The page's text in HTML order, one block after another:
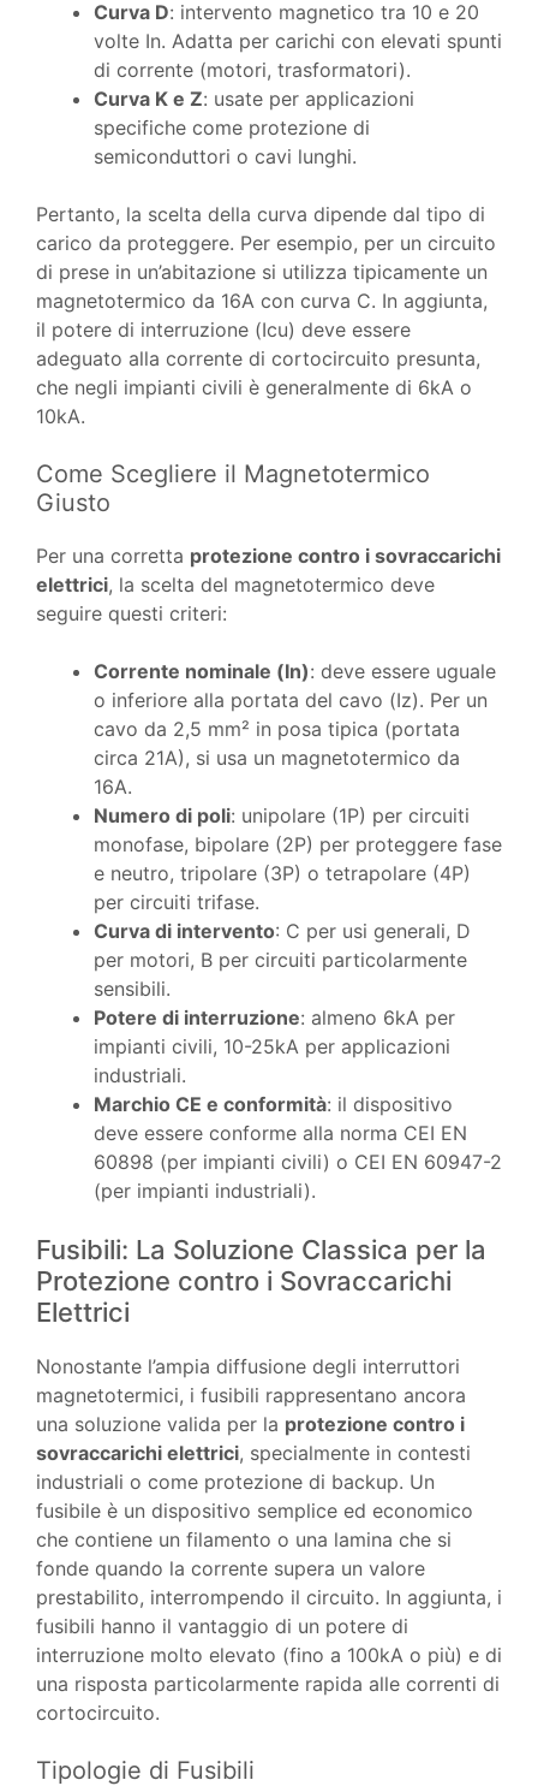
Curva D: intervento magnetico tra 10 e 20
volte In. Adatta per carichi con elevati spunti
di corrente (motori, trasformatori).
Curva K e Z: usate per applicazioni
specifiche come protezione di
semiconduttori o cavi lunghi.
Pertanto, la scelta della curva dipende dal tipo di
carico da proteggere. Per esempio, per un circuito
di prese in un’abitazione si utilizza tipicamente un
magnetotermico da 16A con curva C. In aggiunta,
il potere di interruzione (Icu) deve essere
adeguato alla corrente di cortocircuito presunta,
che negli impianti civili è generalmente di 6kA o
10kA.
Come Scegliere il Magnetotermico
Giusto
Per una corretta protezione contro i sovraccarichi
elettrici, la scelta del magnetotermico deve
seguire questi criteri:
Corrente nominale (In): deve essere uguale
o inferiore alla portata del cavo (Iz). Per un
cavo da 2,5 mm² in posa tipica (portata
circa 21A), si usa un magnetotermico da
16A.
Numero di poli: unipolare (1P) per circuiti
monofase, bipolare (2P) per proteggere fase
e neutro, tripolare (3P) o tetrapolare (4P)
per circuiti trifase.
Curva di intervento: C per usi generali, D
per motori, B per circuiti particolarmente
sensibili.
Potere di interruzione: almeno 6kA per
impianti civili, 10-25kA per applicazioni
industriali.
Marchio CE e conformità: il dispositivo
deve essere conforme alla norma CEI EN
60898 (per impianti civili) o CEI EN 60947-2
(per impianti industriali).
Fusibili: La Soluzione Classica per la
Protezione contro i Sovraccarichi
Elettrici
Nonostante l’ampia diffusione degli interruttori
magnetotermici, i fusibili rappresentano ancora
una soluzione valida per la protezione contro i
sovraccarichi elettrici, specialmente in contesti
industriali o come protezione di backup. Un
fusibile è un dispositivo semplice ed economico
che contiene un filamento o una lamina che si
fonde quando la corrente supera un valore
prestabilito, interrompendo il circuito. In aggiunta, i
fusibili hanno il vantaggio di un potere di
interruzione molto elevato (fino a 100kA o più) e di
una risposta particolarmente rapida alle correnti di
cortocircuito.
Tipologie di Fusibili